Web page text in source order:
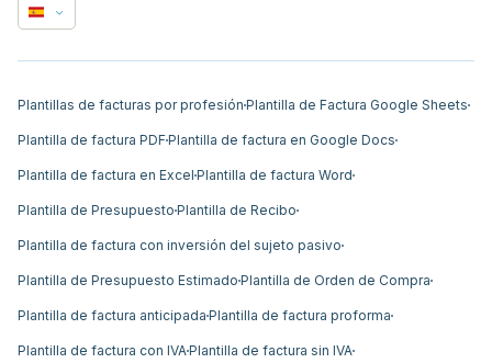
Plantillas de facturas por profesión Plantilla de Factura Google Sheets
Plantilla de factura PDF Plantilla de factura en Google Docs
Plantilla de factura en Excel Plantilla de factura Word
Plantilla de Presupuesto Plantilla de Recibo
Plantilla de factura con inversión del sujeto pasivo
Plantilla de Presupuesto Estimado Plantilla de Orden de Compra
Plantilla de factura anticipada Plantilla de factura proforma
Plantilla de factura con IVAPlantilla de factura sin IVA